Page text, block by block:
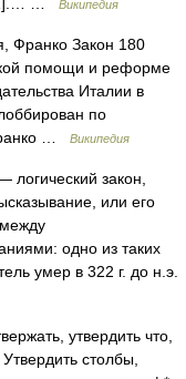
Википедия
Франко Закон 180
помощи и реформе
Италии в
по
…
Википедия
логический закон,
или его
одно из таких
умер в 322 г. до н.э.
утвердить что,
столбы,